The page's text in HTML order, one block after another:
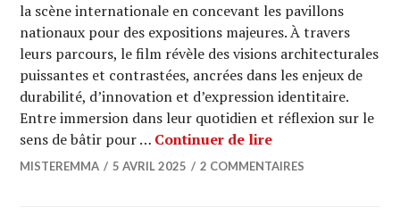
la scène internationale en concevant les pavillons
nationaux pour des expositions majeures. À travers
leurs parcours, le film révèle des visions architecturales
puissantes et contrastées, ancrées dans les enjeux de
durabilité, d’innovation et d’expression identitaire.
Entre immersion dans leur quotidien et réflexion sur le
sens de bâtir pour … Continuer de lireCINEMA : «
MISTEREMMA 5 AVRIL 2025 2 COMMENTAIRES